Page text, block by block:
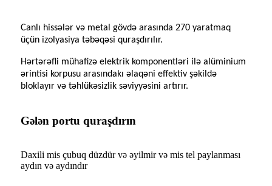
Canlı hissələr və metal gövdə arasında 270 yaratmaq
üçün izolyasiya təbəqəsi quraşdırılır.
Hərtərəfli mühafizə elektrik komponentləri ilə alüminium
ərintisi korpusu arasındakı əlaqəni effektiv şəkildə
bloklayır və təhlükəsizlik səviyyəsini artırır.
Gələn portu quraşdırın
Daxili mis çubuq düzdür və əyilmir və mis tel paylanması
aydın və aydındır